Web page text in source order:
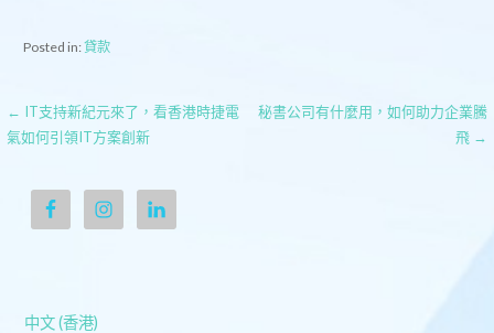
Posted in:貸款
文
章
導
覽
← IT支持新紀元來了，看香港時捷電
氣如何引領IT方案創新
秘書公司有什麼用，如何助力企業騰
飛 →
中文 (香港)